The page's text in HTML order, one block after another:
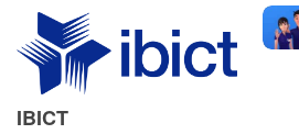
IBICT